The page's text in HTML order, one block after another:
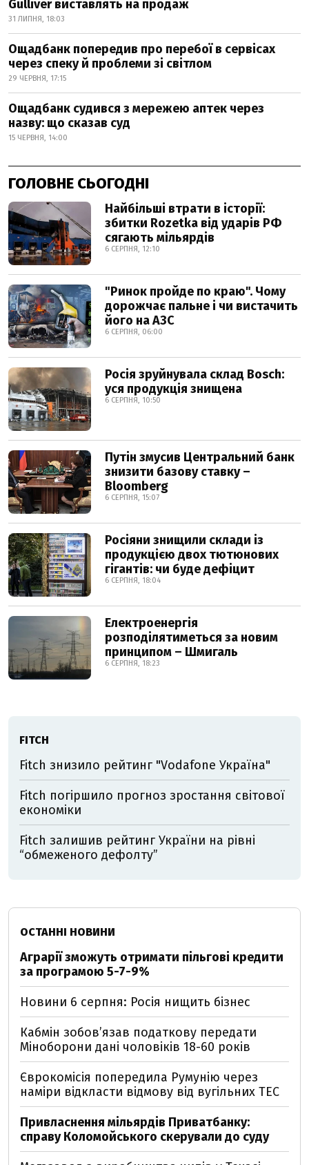
Gulliver виставлять на продаж
31 ЛИПНЯ, 18:03
Ощадбанк попередив про перебої в сервісах
через спеку й проблеми зі світлом
29 ЧЕРВНЯ, 17:15
Ощадбанк судився з мережею аптек через
назву: що сказав суд
15 ЧЕРВНЯ, 14:00
ГОЛОВНЕ СЬОГОДНІ
Найбільші втрати в історії:
збитки Rozetka від ударів РФ
сягають мільярдів
6 СЕРПНЯ, 12:10
"Ринок пройде по краю". Чому
дорожчає пальне і чи вистачить
його на АЗС
6 СЕРПНЯ, 06:00
Росія зруйнувала склад Bosch:
уся продукція знищена
6 СЕРПНЯ, 10:50
Путін змусив Центральний банк
знизити базову ставку –
Bloomberg
6 СЕРПНЯ, 15:07
Росіяни знищили склади із
продукцією двох тютюнових
гігантів: чи буде дефіцит
6 СЕРПНЯ, 18:04
Електроенергія
розподілятиметься за новим
принципом – Шмигаль
6 СЕРПНЯ, 18:23
FITCH
Fitch знизило рейтинг "Vodafone Україна"
Fitch погіршило прогноз зростання світової
економіки
Fitch залишив рейтинг України на рівні
“обмеженого дефолту”
ОСТАННІ НОВИНИ
Аграрії зможуть отримати пільгові кредити
за програмою 5-7-9%
Новини 6 серпня: Росія нищить бізнес
Кабмін зобовʼязав податкову передати
Міноборони дані чоловіків 18-60 років
Єврокомісія попередила Румунію через
наміри відкласти відмову від вугільних ТЕС
Привласнення мільярдів Приватбанку:
справу Коломойського скерували до суду